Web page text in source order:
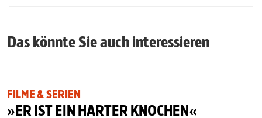
Das könnte Sie auch interessieren
FILME & SERIEN
»ER IST EIN HARTER KNOCHEN«